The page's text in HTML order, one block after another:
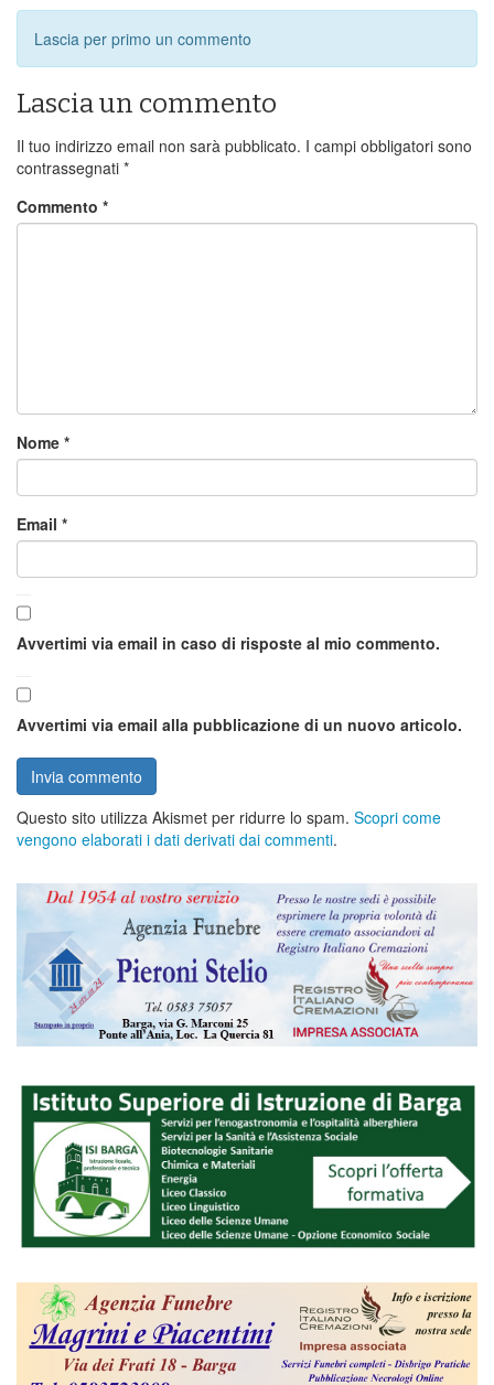
Lascia per primo un commento
Lascia un commento
Il tuo indirizzo email non sarà pubblicato. I campi obbligatori sono
contrassegnati *
Commento *
Nome *
Email *
Avvertimi via email in caso di risposte al mio commento.
Avvertimi via email alla pubblicazione di un nuovo articolo.
Questo sito utilizza Akismet per ridurre lo spam. Scopri come
vengono elaborati i dati derivati dai commenti.